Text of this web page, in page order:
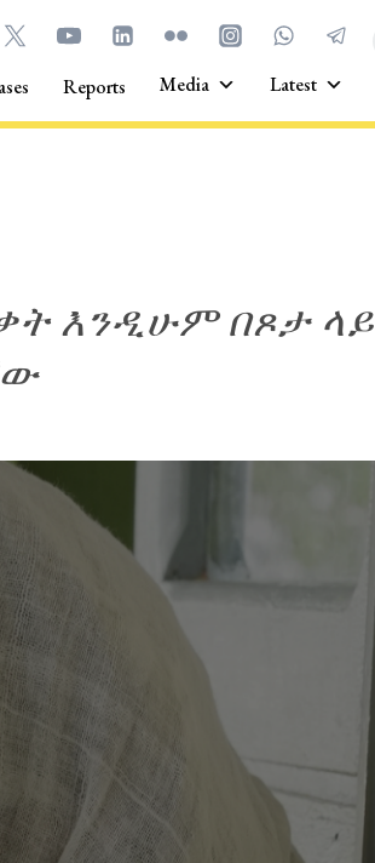
Reports Media Latest
እንዲሁም በጾታ ላይ